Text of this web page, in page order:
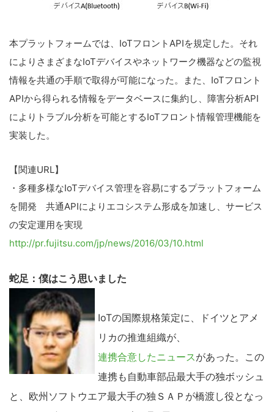
本プラットフォームでは、IoTフロントAPIを規定した。それ
によりさまざまなIoTデバイスやネットワーク機器などの監視
情報を共通の手順で取得が可能になった。また、IoTフロント
APIから得られる情報をデータベースに集約し、障害分析API
によりトラブル分析を可能とするIoTフロント情報管理機能を
実装した。
【関連URL】
・多種多様なIoTデバイス管理を容易にするプラットフォーム
を開発 共通APIによりエコシステム形成を加速し、サービス
の安定運用を実現
http://pr.fujitsu.com/jp/news/2016/03/10.html
蛇足：僕はこう思いました
IoTの国際規格策定に、ドイツとアメ
リカの推進組織が、
連携合意したニュースがあった。この
連携も自動車部品最大手の独ボッシュ
と、欧州ソフトウエア最大手の独ＳＡＰが橋渡し役となっ